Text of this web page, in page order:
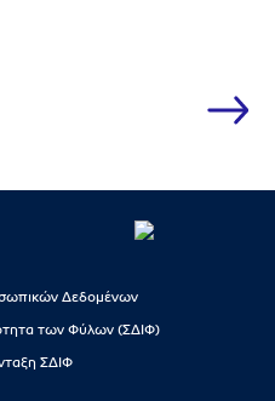
Δεδομένων
των Φύλων (ΣΔΙΦ)
ΣΔΙΦ